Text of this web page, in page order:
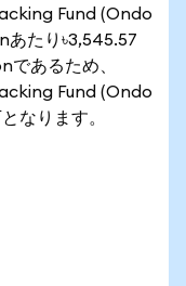
Fund (Ondo
あたり৳3,545.57
であるため、
Fund (Ondo
なります。